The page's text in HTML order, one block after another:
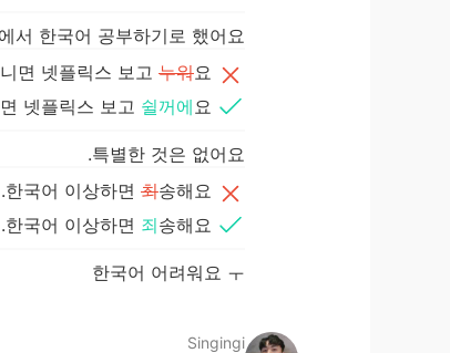
서 한국어 공부하기로 했어요.
면 넷플릭스 보고 누워요.
넷플릭스 보고 쉴꺼에요.
특별한 것은 없어요.
한국어 이상하면 최송해요.
한국어 이상하면 죄송해요.
한국어 어려워요 ㅜ
Singingi